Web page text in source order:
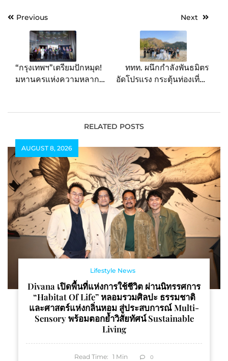
PostPrevious
“กรุงเทพฯ”เตรียมปักหมุด!
มหานครแห่งความหลาก
“นฤมิตไพรด์” ผนึก
พันธมิตรทุกภาคส่วน
ประกาศความพร้อม
“ประเทศไทยเสนอชื่อเป็น
เจ้าภาพ WorldPride
2030”
Next
ททท. ผนึกกำลังพันธมิตร
อัดโปรแรง กระตุ้นท่องเที่ยว
เที่ยวกรีน ฟินฉ่ำ”
RELATED POSTS
AUGUST 8, 2026
Lifestyle News
Divana เปิดพื้นที่แห่งการใช้ชีวิต ผ่านนิทรรศการ
“Habitat Of Life” หลอมรวมศิลปะ ธรรมชาติ
และศาสตร์แห่งกลิ่นหอม สู่ประสบการณ์ Multi-
Sensory พร้อมตอกย้ำวิสัยทัศน์ Sustainable
Living
Read Time: 1 Min 0